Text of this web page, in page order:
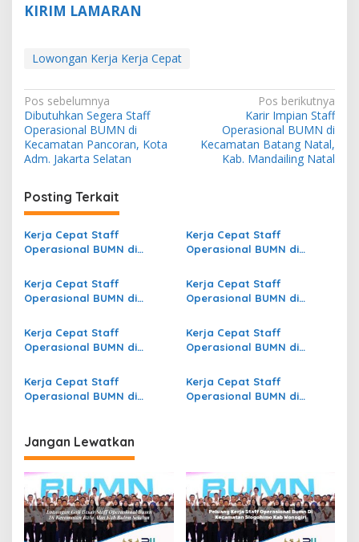
KIRIM LAMARAN
Lowongan Kerja Kerja Cepat
N
a
v
i
g
a
s
i
p
o
s
Pos sebelumnya
Dibutuhkan Segera Staff
Operasional BUMN di
Kecamatan Pancoran, Kota
Adm. Jakarta Selatan
Pos berikutnya
Karir Impian Staff
Operasional BUMN di
Kecamatan Batang Natal,
Kab. Mandailing Natal
Posting Terkait
Kerja Cepat Staff
Operasional BUMN di
Pasuruan
Kerja Cepat Staff
Operasional BUMN di
Tangerang
Kerja Cepat Staff
Operasional BUMN di
Kab. Ogan Komering Ulu
Kerja Cepat Staff
Operasional BUMN di
Kotawaringin Timur
Kerja Cepat Staff
Operasional BUMN di
Lama, Kab. Kotawaringin
Barat
Kerja Cepat Staff
Operasional BUMN di
Bima
Kerja Cepat Staff
Operasional BUMN di
Kerja Cepat Staff
Operasional BUMN di
Jangan Lewatkan